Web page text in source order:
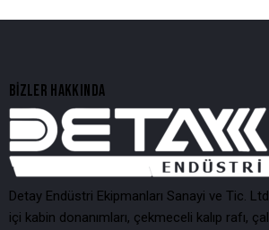
BIZLER HAKKINDA
Detay Endüstri Ekipmanları Sanayi ve Tic.
içi kabin donanımları, çekmeceli kalıp rafı,